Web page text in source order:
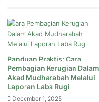
Panduan Praktis: Cara
Pembagian Kerugian Dalam
Akad Mudharabah Melalui
Laporan Laba Rugi
December 1, 2025